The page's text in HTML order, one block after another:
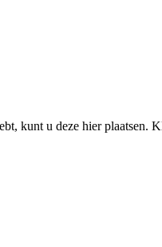
kunt u deze hier plaatsen.